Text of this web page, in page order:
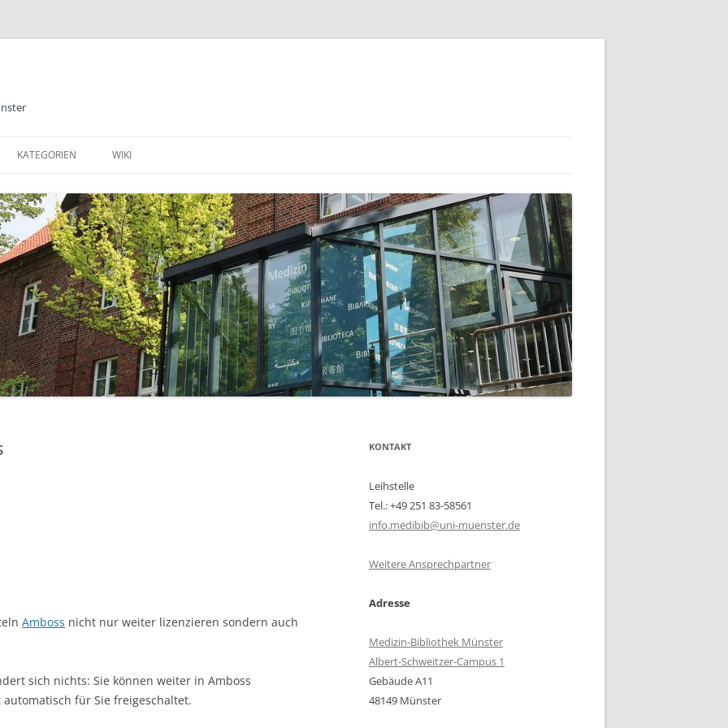
KATEGORIEN
BIBLIOTHEK
E-BOOKS
DATENBANKEN
MEDIZIN
TABLETS & SMARTPHONE
STUDIERENDE
WIKI
Amboss nicht nur weiter lizenzieren sondern auch
sich nichts: Sie können weiter in Amboss
für Sie freigeschaltet.
KONTAKT
Leihstelle
Tel.: +49 251 83-58561
info.medibib@uni-muenster.de
Weitere Ansprechpartner
Adresse
Medizin-Bibliothek Münster
Albert-Schweitzer-Campus 1
Gebäude A11
48149 Münster